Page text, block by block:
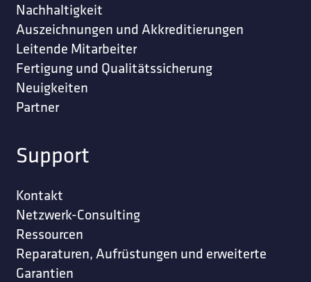
Nachhaltigkeit
Auszeichnungen und Akkreditierungen
Leitende Mitarbeiter
Fertigung und Qualitätssicherung
Neuigkeiten
Partner
Support
Kontakt
Netzwerk-Consulting
Ressourcen
Reparaturen, Aufrüstungen und erweiterte
Garantien